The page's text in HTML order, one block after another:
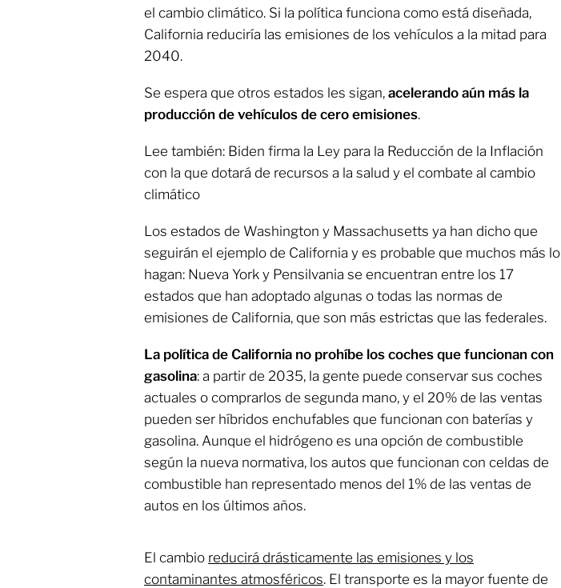
el cambio climático. Si la política funciona como está diseñada,
California reduciría las emisiones de los vehículos a la mitad para
2040.
Se espera que otros estados les sigan, acelerando aún más la
producción de vehículos de cero emisiones.
Lee también: Biden firma la Ley para la Reducción de la Inflación
con la que dotará de recursos a la salud y el combate al cambio
climático
Los estados de Washington y Massachusetts ya han dicho que
seguirán el ejemplo de California y es probable que muchos más lo
hagan: Nueva York y Pensilvania se encuentran entre los 17
estados que han adoptado algunas o todas las normas de
emisiones de California, que son más estrictas que las federales.
La política de California no prohíbe los coches que funcionan con
gasolina: a partir de 2035, la gente puede conservar sus coches
actuales o comprarlos de segunda mano, y el 20% de las ventas
pueden ser híbridos enchufables que funcionan con baterías y
gasolina. Aunque el hidrógeno es una opción de combustible
según la nueva normativa, los autos que funcionan con celdas de
combustible han representado menos del 1% de las ventas de
autos en los últimos años.
El cambio reducirá drásticamente las emisiones y los
contaminantes atmosféricos. El transporte es la mayor fuente de